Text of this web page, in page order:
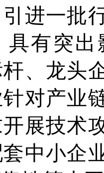
进一批
具有突
、龙头
对产业
展技术
中小企